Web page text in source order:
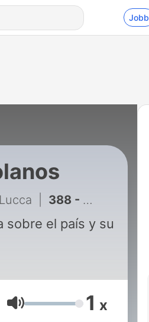
Jobb
388 - Serie Los del podio 4. Edgardo Mondolfi Gudat
sobre el país y su
Volym 1 x